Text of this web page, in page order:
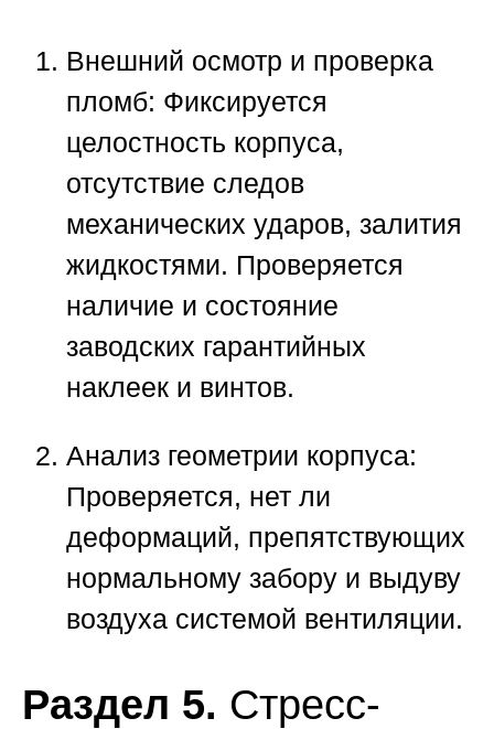
Внешний осмотр и проверка
пломб: Фиксируется
целостность корпуса,
отсутствие следов
механических ударов, залития
жидкостями. Проверяется
наличие и состояние
заводских гарантийных
наклеек и винтов.
Анализ геометрии корпуса:
Проверяется, нет ли
деформаций, препятствующих
нормальному забору и выдуву
воздуха системой вентиляции.
Раздел 5. Стресс-